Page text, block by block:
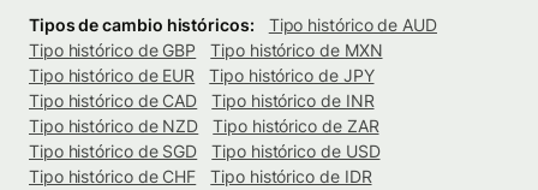
Tipos de cambio históricos:
Tipo histórico de AUD
Tipo histórico de GBP
Tipo histórico de MXN
Tipo histórico de EUR
Tipo histórico de JPY
Tipo histórico de CAD
Tipo histórico de INR
Tipo histórico de NZD
Tipo histórico de ZAR
Tipo histórico de SGD
Tipo histórico de USD
Tipo histórico de CHF
Tipo histórico de IDR